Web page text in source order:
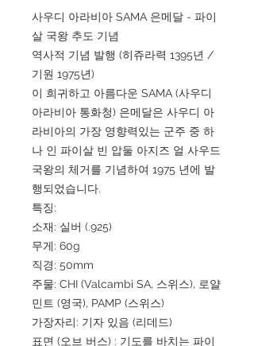
사우디 아라비아 SAMA 은메달 - 파이
살 국왕 추도 기념
역사적 기념 발행 (히쥬라력 1395년 /
기원 1975년)
이 희귀하고 아름다운 SAMA (사우디
아라비아 통화청) 은메달은 사우디 아
라비아의 가장 영향력있는 군주 중 하
나 인 파이살 빈 압둘 아지즈 얼 사우드
국왕의 체거를 기념하여 1975 년에 발
행되었습니다.
특징:
소재: 실버 (.925)
무게: 60g
직경: 50mm
주물: CHI (Valcambi SA, 스위스), 로얄
민트 (영국), PAMP (스위스)
가장자리: 기자 있음 (리데드)
표면 (오브 버스) : 기도를 바치는 파이